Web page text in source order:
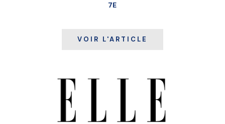
7E
VOIR L'ARTICLE